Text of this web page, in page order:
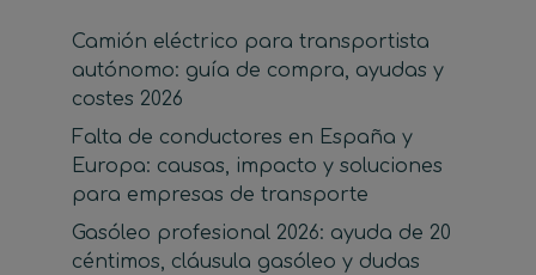
Camión eléctrico para transportista
autónomo: guía de compra, ayudas y
costes 2026
Falta de conductores en España y
Europa: causas, impacto y soluciones
para empresas de transporte
Gasóleo profesional 2026: ayuda de 20
céntimos, cláusula gasóleo y dudas